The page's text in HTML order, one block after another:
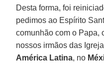
Desta forma, foi
pedimos ao Espírito
comunhão com o Papa,
nossos irmãos das
América Latina, no